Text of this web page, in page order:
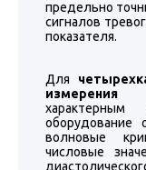
предельно
сигналов
показателя.
Для
измерения
оборудование
волновые
числовые